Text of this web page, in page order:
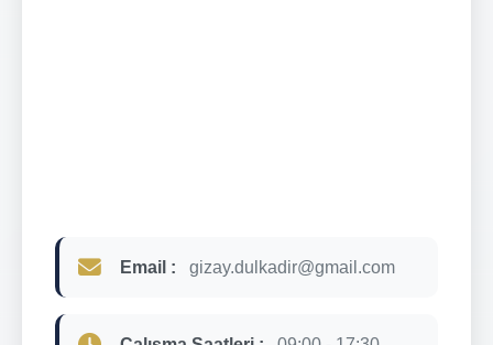
Email : gizay.dulkadir@gmail.com